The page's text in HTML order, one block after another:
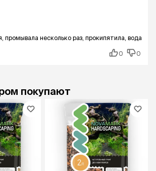
промывала несколько раз, прокипятила, вода
0
0
покупают